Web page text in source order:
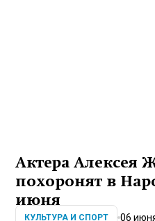
Актера Алексея
похоронят в
июня
КУЛЬТУРА И СПОРТ 06